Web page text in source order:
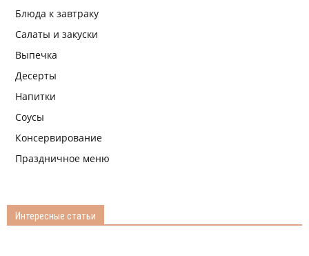
Блюда к завтраку
Салаты и закуски
Выпечка
Десерты
Напитки
Соусы
Консервирование
Праздничное меню
Интересные статьи